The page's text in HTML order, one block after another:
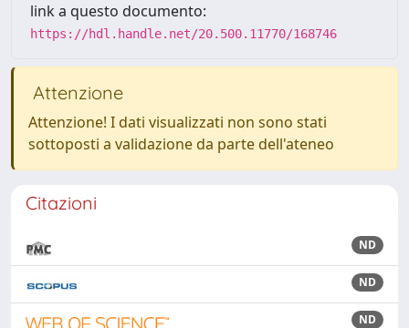
link a questo documento:
https://hdl.handle.net/20.500.11770/168746
Attenzione
Attenzione! I dati visualizzati non sono stati
sottoposti a validazione da parte dell'ateneo
Citazioni
ND
ND
ND